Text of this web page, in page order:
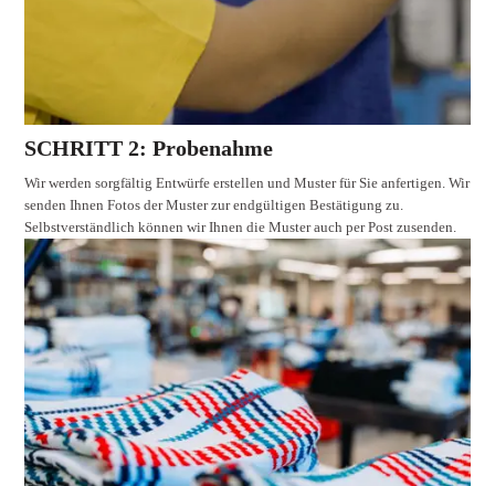
SCHRITT 2: Probenahme
Wir werden sorgfältig Entwürfe erstellen und Muster für Sie anfertigen. Wir
senden Ihnen Fotos der Muster zur endgültigen Bestätigung zu.
Selbstverständlich können wir Ihnen die Muster auch per Post zusenden.